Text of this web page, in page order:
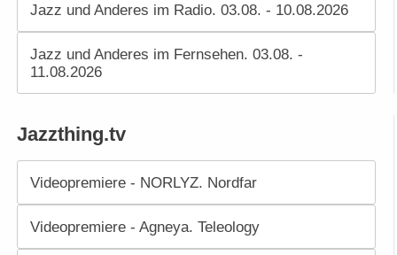
Jazz und Anderes im Radio. 03.08. - 10.08.2026
Jazz und Anderes im Fernsehen. 03.08. -
11.08.2026
Jazzthing.tv
Videopremiere - NORLYZ. Nordfar
Videopremiere - Agneya. Teleology